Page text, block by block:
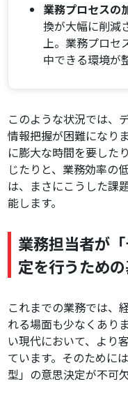
業務プロセスの
換が大幅に削減
上。業務プロセ
中できる環境が
このような状況では、
情報把握が困難になり
に膨大な時間を要した
じたりと、業務効率の
は、まさにこうした課
能します。
業務担当者が
定を行うため
これまでの業務では、
れる場面も少なくあり
い現代において、より
ています。そのために
型」の意思決定が不可欠